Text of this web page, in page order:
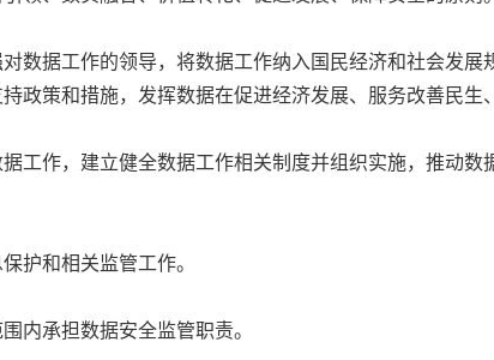
据工作的领导，将数据工作纳入国民经济和社会发展
政策和措施，发挥数据在促进经济发展、服务改善民生
作，建立健全数据工作相关制度并组织实施，推动数
护和相关监管工作。
承担数据安全监管职责。